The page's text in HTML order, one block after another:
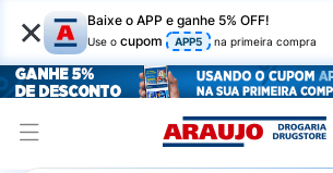
× Baixe o APP e ganhe 5% OFF!
Use o cupom APP5 na primeira compra